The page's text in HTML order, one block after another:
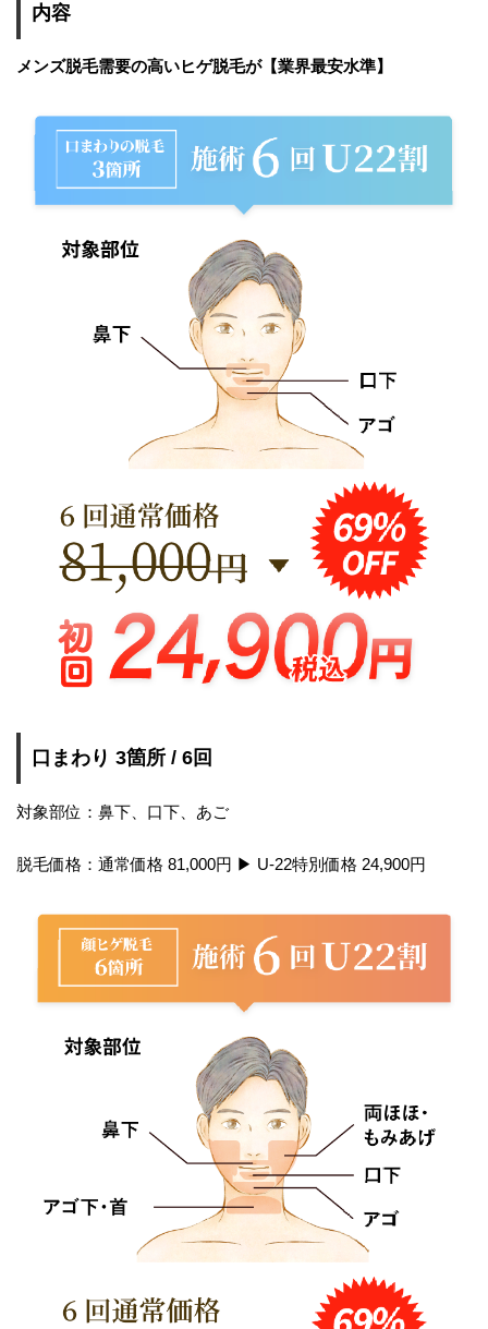
内容
メンズ脱毛需要の高いヒゲ脱毛が【業界最安水準】
口まわり 3箇所 / 6回
対象部位：鼻下、口下、あご
脱毛価格：通常価格 81,000円 ▶︎ U-22特別価格 24,900円